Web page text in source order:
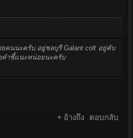
คนนะครับ อยู่ชลบุรี Galant colt อยู่คับ
ำชี้แนะหน่อยนะครับ
+ อ้างถึง ตอบกลับ